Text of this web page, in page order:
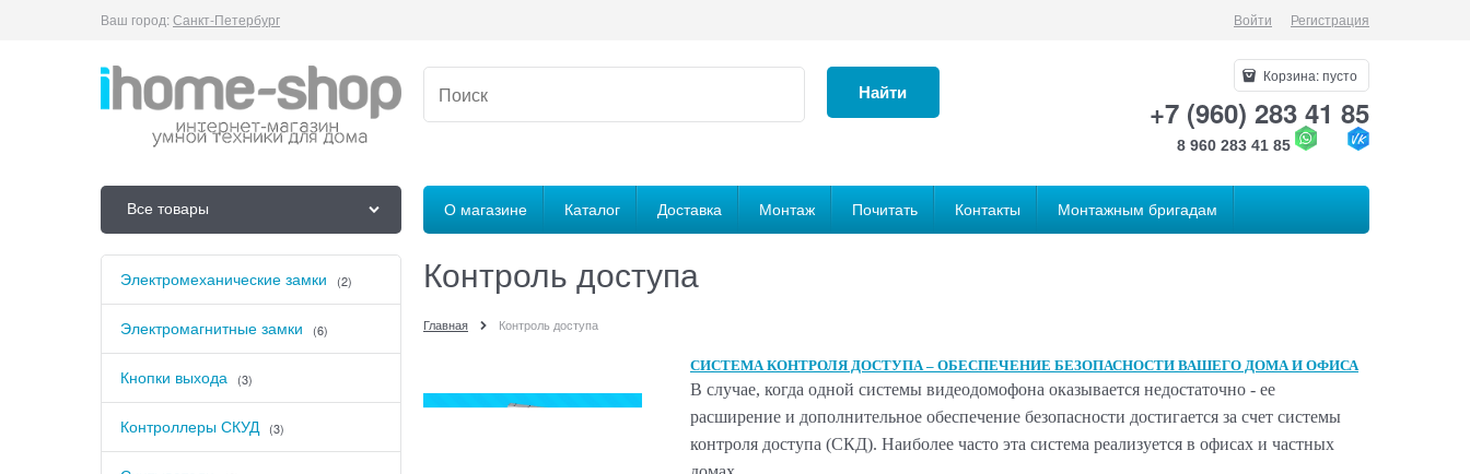
Ваш город:Санкт-Петербург Войти Регистрация
Найти
Корзина:пусто
+7 (960) 283 41 85
8 960 283 41 85
Все товары О магазине Каталог Доставка Монтаж Почитать Контакты Монтажным бригадам
Электромеханические замки (2)
Электромагнитные замки (6)
Кнопки выхода (3)
Контроллеры СКУД (3)
Контроль доступа
Главная Контроль доступа
СИСТЕМА КОНТРОЛЯ ДОСТУПА – ОБЕСПЕЧЕНИЕ БЕЗОПАСНОСТИ ВАШЕГО ДОМА И ОФИСА
В случае, когда одной системы видеодомофона оказывается недостаточно - ее
расширение и дополнительное обеспечение безопасности достигается за счет системы
контроля доступа (СКД). Наиболее часто эта система реализуется в офисах и частных